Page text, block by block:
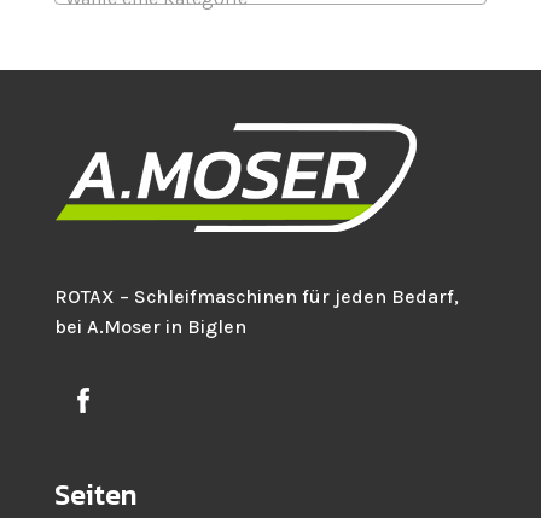
ROTAX – Schleifmaschinen für jeden Bedarf,
bei A.Moser in Biglen
Seiten